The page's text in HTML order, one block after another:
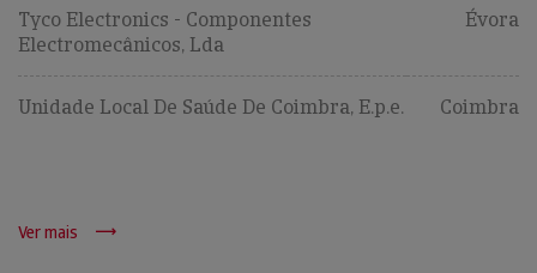
Tyco Electronics - Componentes
Electromecânicos, Lda
Évora
Unidade Local De Saúde De Coimbra, E.p.e. Coimbra
Ver mais